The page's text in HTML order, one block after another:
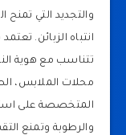
والتجديد التي تمنح
انتباه الزبائن.
تتناسب مع هوية
محلات الملابس،
المتخصصة على
والرطوبة وتمنع